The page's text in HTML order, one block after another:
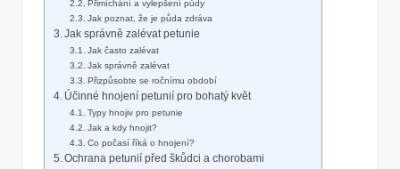
Přimíchání a vylepšení půdy
Jak poznat, že je půda zdráva
Jak správně zalévat petunie
Jak často zalévat
Jak správně zalévat
Přizpůsobte se ročnímu období
Účinné hnojení petunií pro bohatý květ
Typy hnojiv pro petunie
Jak a kdy hnojit?
Co počasí říká o hnojení?
Ochrana petunií před škůdci a chorobami